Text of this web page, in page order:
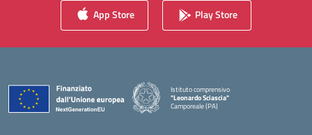
App Store Play Store
Istituto comprensivo
"Leonardo Sciascia"
Camporeale (PA)
— Visita la pagina iniziale della scuola